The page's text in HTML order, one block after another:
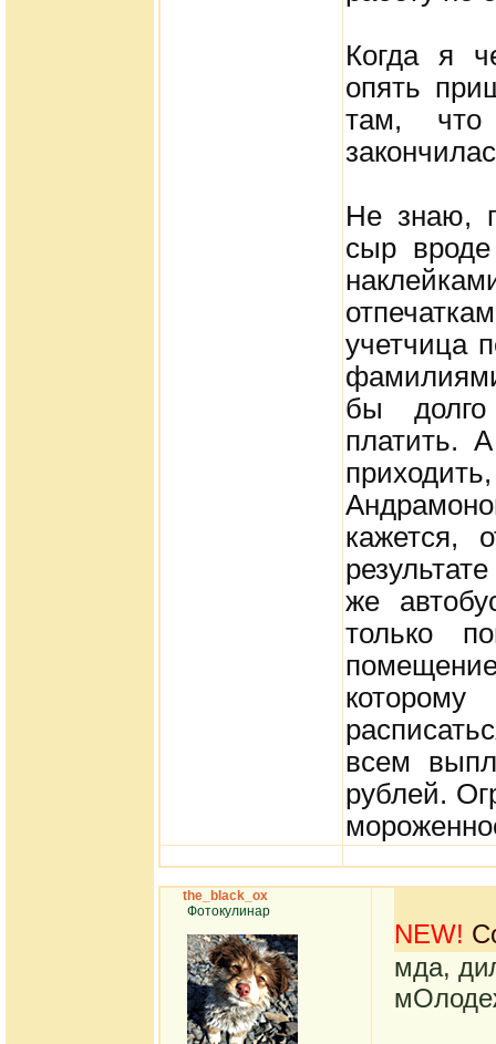
Когда я
опять
там,
Не знаю,
сыр
учетчица
бы долго
платить.
кажется,
же
только
всем
рублей.
the_black_ox
Фотокулинар
NEW!
мда,